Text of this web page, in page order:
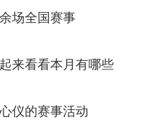
全国赛事
看看本月有哪些
的赛事活动